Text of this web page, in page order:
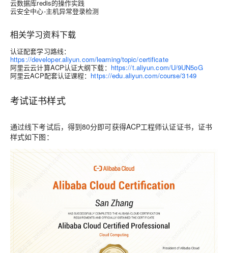
云数据库redis的操作实践
云安全中心-主机异常登录检测
相关学习资料下载
认证配套学习路线：
https://developer.aliyun.com/learning/topic/certificate
阿里云云计算ACP认证大纲下载： https://t.aliyun.com/U/9UN5oG
阿里云ACP配套认证课程： https://edu.aliyun.com/course/3149
考试证书样式
通过线下考试后，得到80分即可获得ACP工程师认证证书，证书
样式如下图：